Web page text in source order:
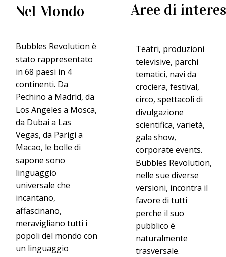
Aree di
Nel Mondo
Bubbles Revolution è
stato rappresentato
in 68 paesi in 4
continenti. Da
Pechino a Madrid, da
Los Angeles a Mosca,
da Dubai a Las
Vegas, da Parigi a
Macao, le bolle di
sapone sono
linguaggio
universale che
incantano,
affascinano,
meravigliano tutti i
popoli del mondo con
un linguaggio
Teatri, produzioni
televisive, parchi
tematici, navi da
crociera, festival,
circo, spettacoli di
divulgazione
scientifica, varietà,
gala show,
corporate events.
Bubbles Revolution,
nelle sue diverse
versioni, incontra il
favore di tutti
perche il suo
pubblico è
naturalmente
trasversale.
appeal trasversale per
7 aprile 2026
Spettacolo visivo
Lo spettacolo visivo
eleganza scenica e
Show
Show internazionale per
pensata per teatri,
5 aprile 2026
Intrattenimento